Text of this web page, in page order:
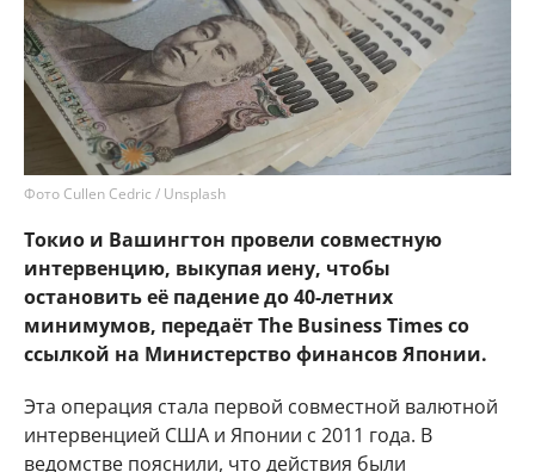
Фото Cullen Cedric / Unsplash
Токио и Вашингтон провели совместную
интервенцию, выкупая иену, чтобы
остановить её падение до 40-летних
минимумов, передаёт The Business Times со
ссылкой на Министерство финансов Японии.
Эта операция стала первой совместной валютной
интервенцией США и Японии с 2011 года. В
ведомстве пояснили, что действия были